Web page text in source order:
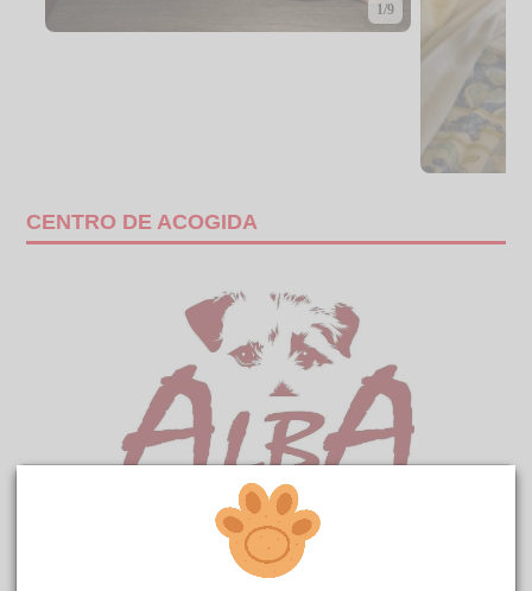
1/9
CENTRO DE ACOGIDA
reside actualmente en el centro de acogida